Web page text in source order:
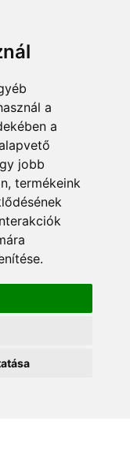
a
a
jobb
, termékeink
.